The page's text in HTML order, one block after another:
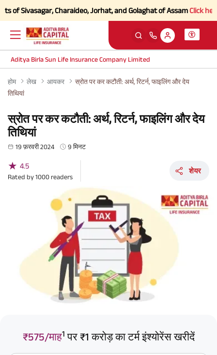
Charaideo, Jorhat, and Golaghat of AssamClick here to
Aditya Birla Sun Life Insurance Company Limited
होम लेख आयकर
स्रोत पर कर कटौती: अर्थ, रिटर्न, फाइलिंग और देय
तिथियां
स्रोत पर कर कटौती: अर्थ, रिटर्न, फाइलिंग और देय
तिथियां
19 फ़रवरी 2024 9 मिनट
★ 4.5
Rated by1000 readers
शेयर
₹575/माह1 पर ₹1 करोड़ का टर्म इंश्योरेंस खरीदें